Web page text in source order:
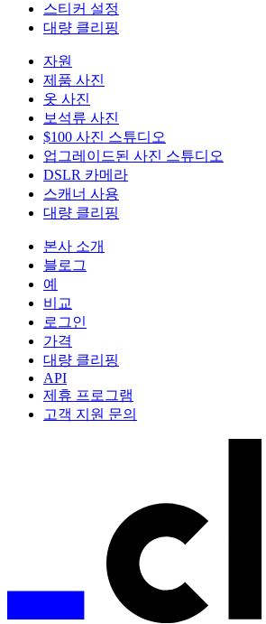
스티커 설정
대량 클리핑
자원
제품 사진
옷 사진
보석류 사진
$100 사진 스튜디오
업그레이드된 사진 스튜디오
DSLR 카메라
스캐너 사용
대량 클리핑
본사 소개
블로그
예
비교
로그인
가격
대량 클리핑
API
제휴 프로그램
고객 지원 문의